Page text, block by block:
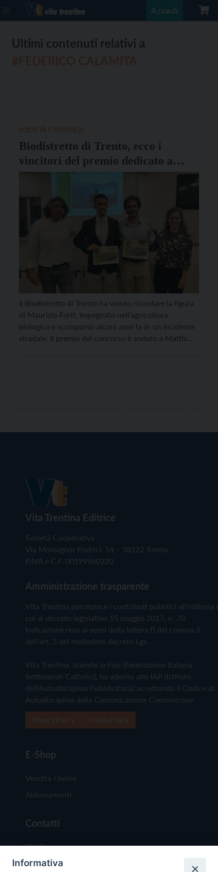
Accedi
Ultimi contenuti relativi a
Biodistretto di Trento, ecco i
vincitori del premio dedicato a
Maurizio Forti
Il Biodistretto di Trento ha voluto ricordare la figura
di Maurizio Forti, impegnato nell’agricoltura
biologica e scomparso alcuni anni fa in un incidente
stradale. Il premio del concorso è andato a Mattia
Vita Trentina Editrice
Società Cooperativa
Via Monsignor Endrici, 14 – 38122 Trento
P.IVA e C.F. 00199960220
Amministrazione trasparente
Vita Trentina percepisce i contributi pubblici all'editoria
cui al decreto legislativo 15 maggio 2017, n. 70.
Indicazione resa ai sensi della lettera f) del comma 2
dell'art. 5 del medesimo decreto Lgs.
Vita Trentina, tramite la Fisc (Federazione Italiana
Settimanali Cattolici), ha aderito allo IAP (Istituto
dell'Autodisciplina Pubblicitaria) accettando il Codice di
Autodisciplina della Comunicazione Commerciale
E-Shop
Vendita Online
Abbonamenti
Contatti
Chi Siamo
Redazione
Informativa